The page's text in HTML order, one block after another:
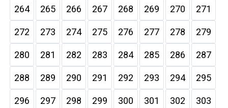
264 265 266 267 268 269 270 271
272 273 274 275 276 277 278 279
280 281 282 283 284 285 286 287
288 289 290 291 292 293 294 295
296 297 298 299 300 301 302 303